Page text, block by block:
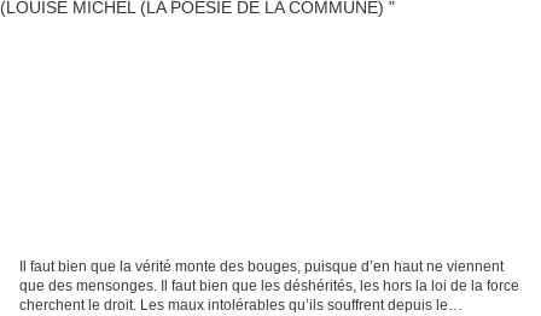
Il faut bien que la vérité monte des bouges, puisque d’en haut ne viennent
que des mensonges. Il faut bien que les déshérités, les hors la loi de la force
cherchent le droit. Les maux intolérables qu’ils souffrent depuis le